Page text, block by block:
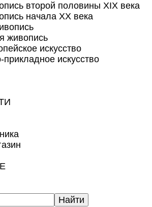
второй половины XIX века
начала XX века
живопись
искусство
искусство